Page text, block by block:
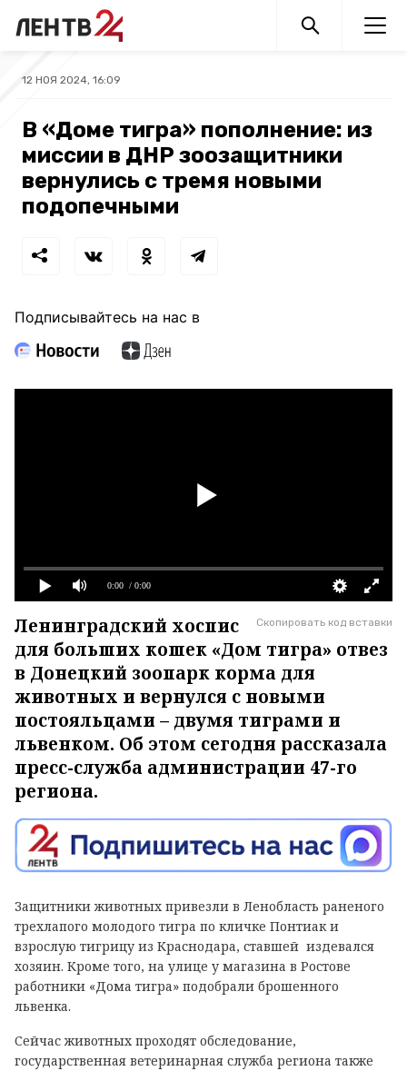
12 НОЯ 2024, 16:09
В «Доме тигра» пополнение: из
миссии в ДНР зоозащитники
вернулись с тремя новыми
подопечными
Подписывайтесь на нас в
0:00 / 0:00
Скопировать код вставки
Ленинградский хоспис
для больших кошек «Дом тигра» отвез
в Донецкий зоопарк корма для
животных и вернулся с новыми
постояльцами – двумя тиграми и
львенком. Об этом сегодня рассказала
пресс-служба администрации 47-го
региона.
Защитники животных привезли в Ленобласть раненого
трехлапого молодого тигра по кличке Понтиак и
взрослую тигрицу из Краснодара, ставшей издевался
хозяин. Кроме того, на улице у магазина в Ростове
работники «Дома тигра» подобрали брошенного
львенка.
Сейчас животных проходят обследование,
государственная ветеринарная служба региона также